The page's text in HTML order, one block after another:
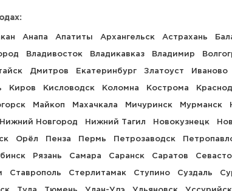
Анапа Апатиты Архангельск Астрахань
Владивосток Владикавказ Владимир
Дмитров Екатеринбург Златоуст Иваново
Киров Кисловодск Коломна Кострома
Майкоп Махачкала Мичуринск Мурманск
Нижний Новгород Нижний Тагил Новокузнецк
Орёл Пенза Пермь Петрозаводск
Рязань Самара Саранск Саратов
Ставрополь Стерлитамак Ступино Суздаль